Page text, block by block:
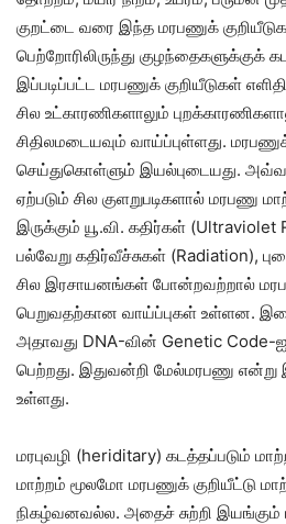
குறட்டை வரை இந்த மரபணுக்
பெற்றோரிலிருந்து குழந்தைகளுக்குக்
இப்படிப்பட்ட மரபணுக் குறியீடுகள்
சில உட்காரணிகளாலும்
சிதிலமடையவும் வாய்ப்புள்ளது.
செய்துகொள்ளும் இயல்புடையது.
ஏற்படும் சில குளறுபடிகளால் மரபணு
இருக்கும் யூ.வி. கதிர்கள்
பல்வேறு கதிர்வீச்சுகள் (Radiation),
சில இரசாயனங்கள் போன்றவற்றால்
பெறுவதற்கான வாய்ப்புகள் உள்ளன.
அதாவது DNA-வின் Genetic Code-
பெற்றது. இதுவன்றி மேல்மரபணு
உள்ளது.
மரபுவழி (heriditary) கடத்தப்படும்
மாற்றம் மூலமோ மரபணுக் குறியீட்டு
நிகழ்வனவல்ல. அதைச் சுற்றி இயங்கும்